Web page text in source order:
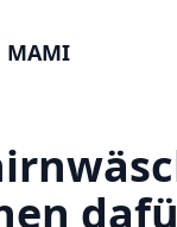
MAMI